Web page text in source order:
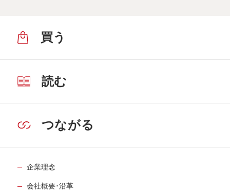
買う
読む
つながる
企業理念
会社概要･沿革